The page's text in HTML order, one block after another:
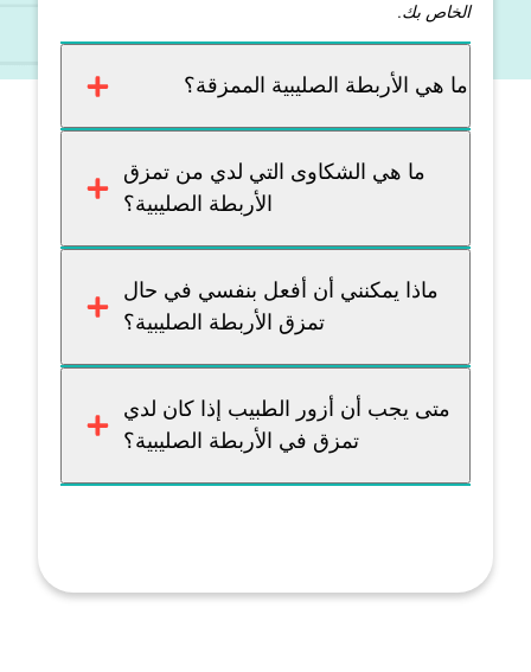
الخاص بك.
ما هي الأربطة الصليبية الممزقة؟
ما هي الشكاوى التي لدي من تمزق
الأربطة الصليبية؟
ماذا يمكنني أن أفعل بنفسي في حال
تمزق الأربطة الصليبية؟
متى يجب أن أزور الطبيب إذا كان لدي
تمزق في الأربطة الصليبية؟